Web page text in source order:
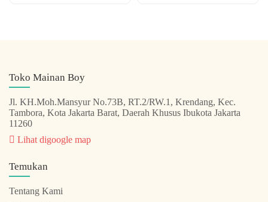
Toko Mainan Boy
Jl. KH.Moh.Mansyur No.73B, RT.2/RW.1, Krendang, Kec.
Tambora, Kota Jakarta Barat, Daerah Khusus Ibukota Jakarta
11260
Lihat digoogle map
Temukan
Tentang Kami